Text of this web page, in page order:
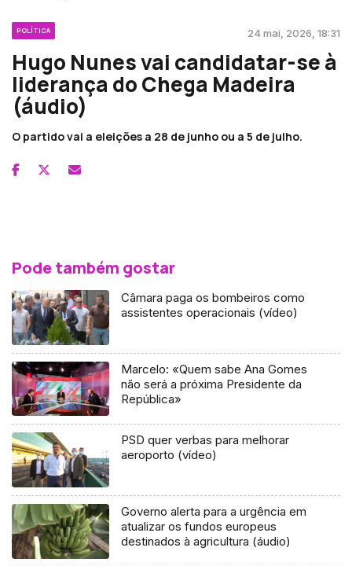
POLÍTICA 24 mai, 2026, 18:31
Hugo Nunes vai candidatar-se à
liderança do Chega Madeira
(áudio)
O partido vai a eleições a 28 de junho ou a 5 de julho.
Pode também gostar
Câmara paga os bombeiros como
assistentes operacionais (vídeo)
Marcelo: «Quem sabe Ana Gomes
não será a próxima Presidente da
República»
PSD quer verbas para melhorar
aeroporto (vídeo)
Governo alerta para a urgência em
atualizar os fundos europeus
destinados à agricultura (áudio)